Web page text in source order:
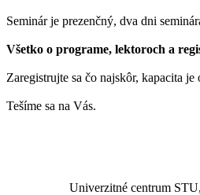
Seminár je prezenčný, dva dni
Všetko o programe, lektoroch a
Zaregistrujte sa čo najskôr, kapacita je
Tešíme sa na Vás.
Univerzitné centrum